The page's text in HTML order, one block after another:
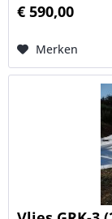
€ 590,00
Merken